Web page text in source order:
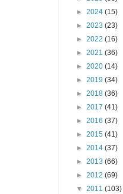
► 2024 (15)
► 2023 (23)
► 2022 (16)
► 2021 (36)
► 2020 (14)
► 2019 (34)
► 2018 (36)
► 2017 (41)
► 2016 (37)
► 2015 (41)
► 2014 (37)
► 2013 (66)
► 2012 (69)
▼ 2011 (103)